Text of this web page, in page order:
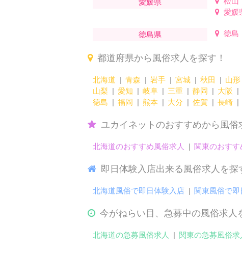
愛媛県
愛媛
徳島県 徳島
都道府県から風俗求人を探す！
北海道 青森 岩手 宮城 秋田 山形
山梨
愛知 岐阜 三重 静岡 大阪
徳島
福岡 熊本 大分 佐賀 長崎
ユカイネットのおすすめから風俗
北海道のおすすめ風俗求人 関東のおすす
即日体験入店出来る風俗求人を探
北海道風俗で即日体験入店 関東風俗で
今がねらい目、急募中の風俗求人
北海道の急募風俗求人 関東の急募風俗求